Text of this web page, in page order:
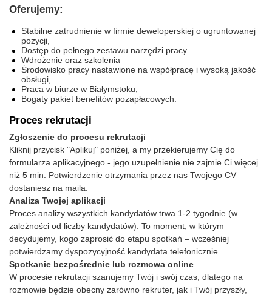
Oferujemy:
Stabilne zatrudnienie w firmie deweloperskiej o ugruntowanej
pozycji,
Dostęp do pełnego zestawu narzędzi pracy
Wdrożenie oraz szkolenia
Środowisko pracy nastawione na współpracę i wysoką jakość
obsługi,
Praca w biurze w Białymstoku,
Bogaty pakiet benefitów pozapłacowych.
Proces rekrutacji
Zgłoszenie do procesu rekrutacji
Kliknij przycisk "Aplikuj" poniżej, a my przekierujemy Cię do
formularza aplikacyjnego - jego uzupełnienie nie zajmie Ci więcej
niż 5 min. Potwierdzenie otrzymania przez nas Twojego CV
dostaniesz na maila.
Analiza Twojej aplikacji
Proces analizy wszystkich kandydatów trwa 1-2 tygodnie (w
zależności od liczby kandydatów). To moment, w którym
decydujemy, kogo zaprosić do etapu spotkań – wcześniej
potwierdzamy dyspozycyjność kandydata telefonicznie.
Spotkanie bezpośrednie lub rozmowa online
W procesie rekrutacji szanujemy Twój i swój czas, dlatego na
rozmowie będzie obecny zarówno rekruter, jak i Twój przyszły,